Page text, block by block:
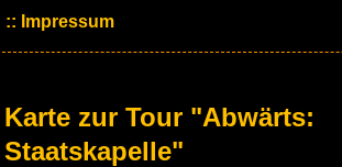
Impressum
Karte zur Tour "Abwärts:
Staatskapelle"